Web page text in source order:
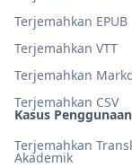
Kasus Penggunaan
Terjemahkan
Akademik
Terjemahkan EPUB
Terjemahkan VTT
Terjemahkan
Terjemahkan CSV